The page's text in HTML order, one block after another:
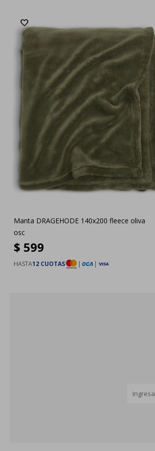
Manta DRAGEHODE 140x200 fleece oliva
osc
$ 599
HASTA12 CUOTAS | |